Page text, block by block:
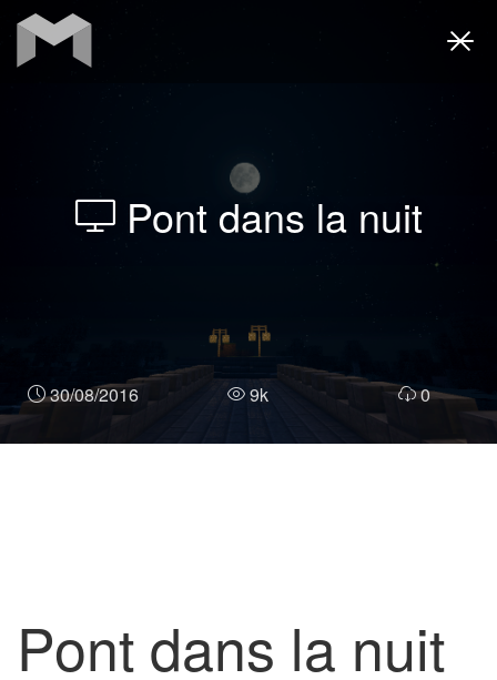
Pont dans la nuit
30/08/2016 9k 0
Pont dans la nuit